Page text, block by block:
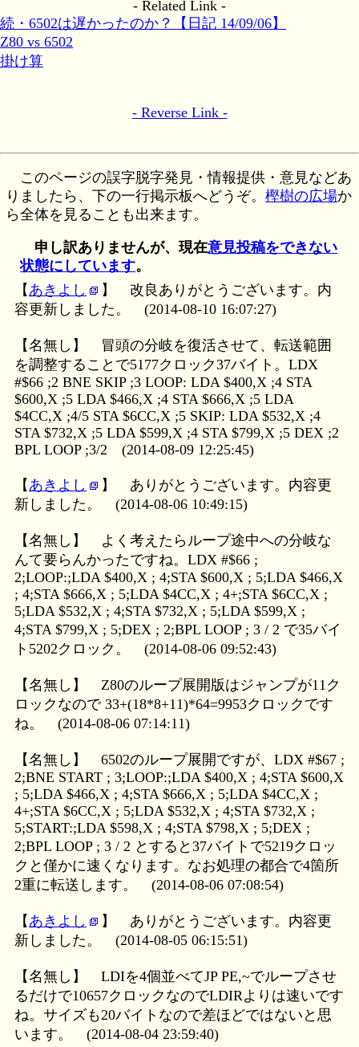
- Related Link -
続・6502は遅かったのか？【日記 14/09/06】
Z80 vs 6502
掛け算
- Reverse Link -
このページの誤字脱字発見・情報提供・意見などあ
りましたら、下の一行掲示板へどうぞ。樫樹の広場か
ら全体を見ることも出来ます。
申し訳ありませんが、現在意見投稿をできない
状態にしています。
【 あきよし 】 改良ありがとうございます。内
容更新しました。
(2014-08-10 16:07:27)
【名無し】 冒頭の分岐を復活させて、転送範囲
を調整することで5177クロック37バイト。LDX
#$66 ;2 BNE SKIP ;3 LOOP: LDA $400,X ;4 STA
$600,X ;5 LDA $466,X ;4 STA $666,X ;5 LDA
$4CC,X ;4/5 STA $6CC,X ;5 SKIP: LDA $532,X ;4
STA $732,X ;5 LDA $599,X ;4 STA $799,X ;5 DEX ;2
BPL LOOP ;3/2 (2014-08-09 12:25:45)
【 あきよし 】 ありがとうございます。内容更
新しました。
(2014-08-06 10:49:15)
【名無し】 よく考えたらループ途中への分岐な
んて要らんかったですね。LDX #$66 ;
2;LOOP:;LDA $400,X ; 4;STA $600,X ; 5;LDA $466,X
; 4;STA $666,X ; 5;LDA $4CC,X ; 4+;STA $6CC,X ;
5;LDA $532,X ; 4;STA $732,X ; 5;LDA $599,X ;
4;STA $799,X ; 5;DEX ; 2;BPL LOOP ; 3 / 2 で35バイ
ト5202クロック。
(2014-08-06 09:52:43)
【名無し】 Z80のループ展開版はジャンプが11ク
ロックなので 33+(18*8+11)*64=9953クロックです
ね。
(2014-08-06 07:14:11)
【名無し】 6502のループ展開ですが、LDX #$67 ;
2;BNE START ; 3;LOOP:;LDA $400,X ; 4;STA $600,X
; 5;LDA $466,X ; 4;STA $666,X ; 5;LDA $4CC,X ;
4+;STA $6CC,X ; 5;LDA $532,X ; 4;STA $732,X ;
5;START:;LDA $598,X ; 4;STA $798,X ; 5;DEX ;
2;BPL LOOP ; 3 / 2 とすると37バイトで5219クロッ
クと僅かに速くなります。なお処理の都合で4箇所
2重に転送します。
(2014-08-06 07:08:54)
【 あきよし 】 ありがとうございます。内容更
新しました。
(2014-08-05 06:15:51)
【名無し】 LDIを4個並べてJP PE,~でループさせ
るだけで10657クロックなのでLDIRよりは速いです
ね。サイズも20バイトなので差ほどではないと思
います。
(2014-08-04 23:59:40)